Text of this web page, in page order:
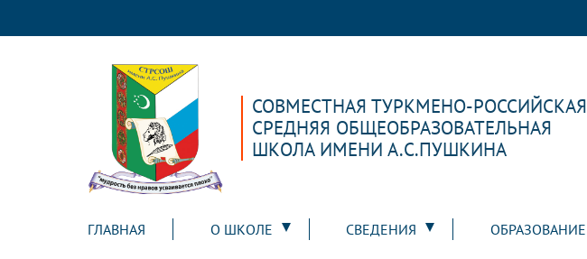
СОВМЕСТНАЯ ТУРКМЕНО-РОССИЙСКАЯ
СРЕДНЯЯ ОБЩЕОБРАЗОВАТЕЛЬНАЯ
ШКОЛА ИМЕНИ А.С.ПУШКИНА
ГЛАВНАЯ О ШКОЛЕ СВЕДЕНИЯ ОБРАЗОВАНИЕ